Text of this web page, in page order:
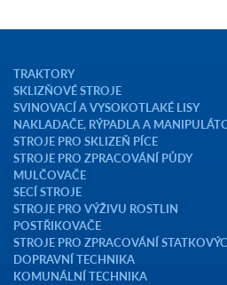
TRAKTORY
SKLIZŇOVÉ STROJE
SVINOVACÍ A VYSOKOTLAKÉ LISY
NAKLADAČE, RÝPADLA A
STROJE PRO SKLIZEŇ PÍCE
STROJE PRO ZPRACOVÁNÍ PŮDY
MULČOVAČE
SECÍ STROJE
STROJE PRO VÝŽIVU ROSTLIN
POSTŘIKOVAČE
STROJE PRO ZPRACOVÁNÍ
DOPRAVNÍ TECHNIKA
KOMUNÁLNÍ TECHNIKA